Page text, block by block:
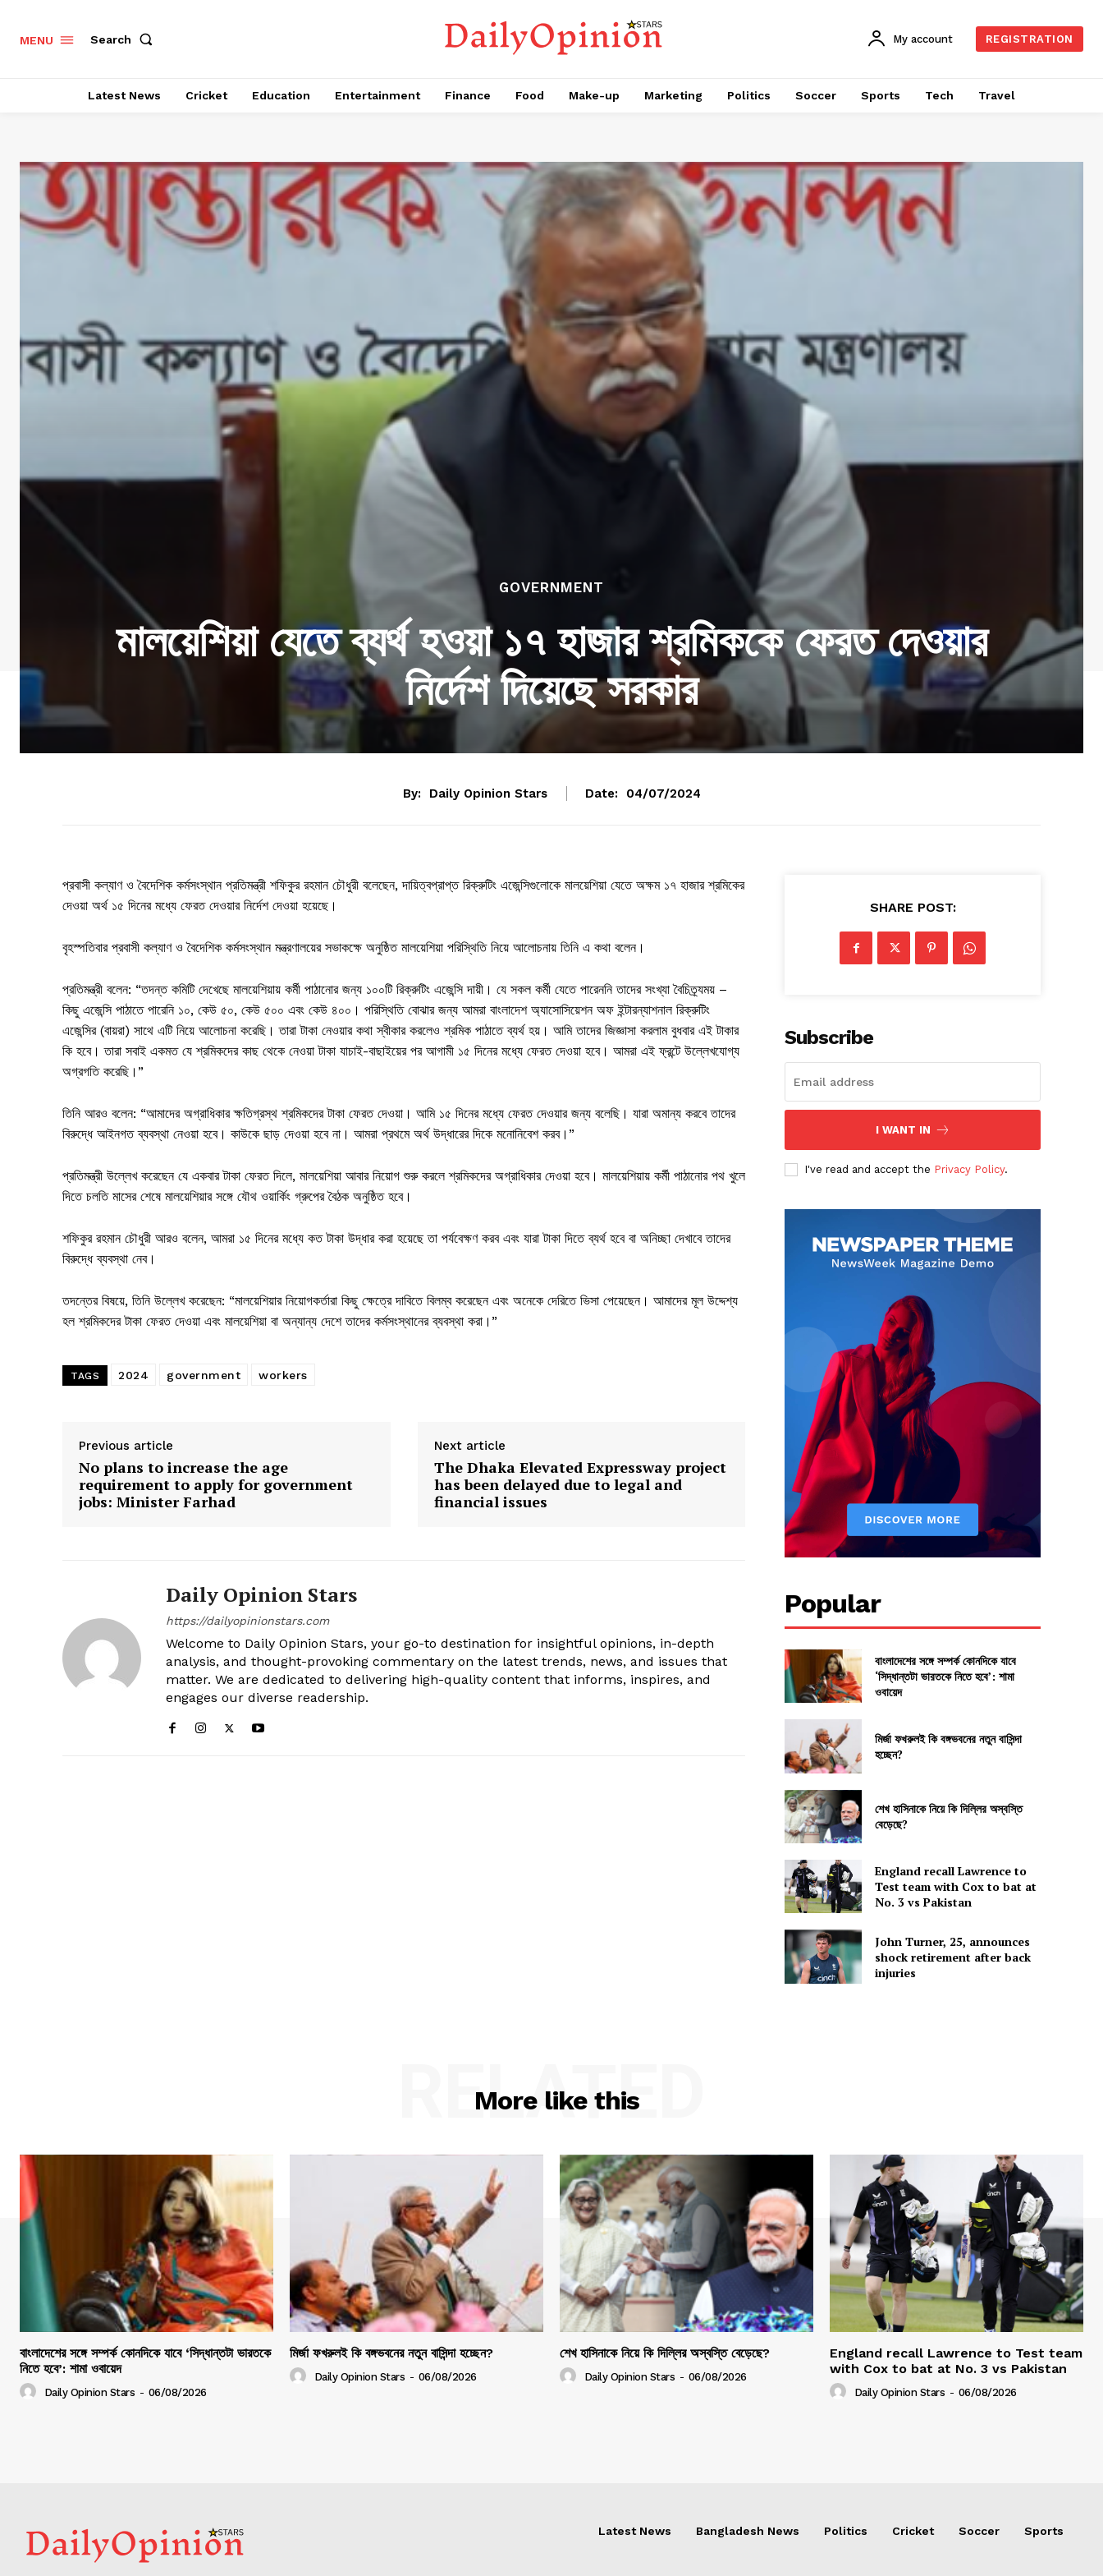
MENU Search My account REGISTRATION
Latest News Cricket Education Entertainment Finance Food Make-up Marketing Politics Soccer Sports Tech Travel
GOVERNMENT
মালয়েশিয়া যেতে ব্যর্থ হওয়া ১৭ হাজার শ্রমিককে ফেরত দেওয়ার
নির্দেশ দিয়েছে সরকার
By: Daily Opinion Stars Date: 04/07/2024
প্রবাসী কল্যাণ ও বৈদেশিক কর্মসংস্থান প্রতিমন্ত্রী শফিকুর রহমান চৌধুরী বলেছেন, দায়িত্বপ্রাপ্ত রিক্রুটিং এজেন্সিগুলোকে মালয়েশিয়া যেতে অক্ষম ১৭ হাজার শ্রমিকের
দেওয়া অর্থ ১৫ দিনের মধ্যে ফেরত দেওয়ার নির্দেশ দেওয়া হয়েছে।
বৃহস্পতিবার প্রবাসী কল্যাণ ও বৈদেশিক কর্মসংস্থান মন্ত্রণালয়ের সভাকক্ষে অনুষ্ঠিত মালয়েশিয়া পরিস্থিতি নিয়ে আলোচনায় তিনি এ কথা বলেন।
প্রতিমন্ত্রী বলেন: “তদন্ত কমিটি দেখেছে মালয়েশিয়ায় কর্মী পাঠানোর জন্য ১০০টি রিক্রুটিং এজেন্সি দায়ী। যে সকল কর্মী যেতে পারেননি তাদের সংখ্যা বৈচিত্র্যময় –
কিছু এজেন্সি পাঠাতে পারেনি ১০, কেউ ৫০, কেউ ৫০০ এবং কেউ ৪০০। পরিস্থিতি বোঝার জন্য আমরা বাংলাদেশ অ্যাসোসিয়েশন অফ ইন্টারন্যাশনাল রিক্রুটিং
এজেন্সির (বায়রা) সাথে এটি নিয়ে আলোচনা করেছি। তারা টাকা নেওয়ার কথা স্বীকার করলেও শ্রমিক পাঠাতে ব্যর্থ হয়। আমি তাদের জিজ্ঞাসা করলাম বুধবার এই টাকার
কি হবে। তারা সবাই একমত যে শ্রমিকদের কাছ থেকে নেওয়া টাকা যাচাই-বাছাইয়ের পর আগামী ১৫ দিনের মধ্যে ফেরত দেওয়া হবে। আমরা এই ফ্রন্টে উল্লেখযোগ্য
অগ্রগতি করেছি।”
তিনি আরও বলেন: “আমাদের অগ্রাধিকার ক্ষতিগ্রস্থ শ্রমিকদের টাকা ফেরত দেওয়া। আমি ১৫ দিনের মধ্যে ফেরত দেওয়ার জন্য বলেছি। যারা অমান্য করবে তাদের
বিরুদ্ধে আইনগত ব্যবস্থা নেওয়া হবে। কাউকে ছাড় দেওয়া হবে না। আমরা প্রথমে অর্থ উদ্ধারের দিকে মনোনিবেশ করব।”
প্রতিমন্ত্রী উল্লেখ করেছেন যে একবার টাকা ফেরত দিলে, মালয়েশিয়া আবার নিয়োগ শুরু করলে শ্রমিকদের অগ্রাধিকার দেওয়া হবে। মালয়েশিয়ায় কর্মী পাঠানোর পথ খুলে
দিতে চলতি মাসের শেষে মালয়েশিয়ার সঙ্গে যৌথ ওয়ার্কিং গ্রুপের বৈঠক অনুষ্ঠিত হবে।
শফিকুর রহমান চৌধুরী আরও বলেন, আমরা ১৫ দিনের মধ্যে কত টাকা উদ্ধার করা হয়েছে তা পর্যবেক্ষণ করব এবং যারা টাকা দিতে ব্যর্থ হবে বা অনিচ্ছা দেখাবে তাদের
বিরুদ্ধে ব্যবস্থা নেব।
তদন্তের বিষয়ে, তিনি উল্লেখ করেছেন: “মালয়েশিয়ার নিয়োগকর্তারা কিছু ক্ষেত্রে দাবিতে বিলম্ব করেছেন এবং অনেকে দেরিতে ভিসা পেয়েছেন। আমাদের মূল উদ্দেশ্য
হল শ্রমিকদের টাকা ফেরত দেওয়া এবং মালয়েশিয়া বা অন্যান্য দেশে তাদের কর্মসংস্থানের ব্যবস্থা করা।”
TAGS 2024 government workers
Previous article
No plans to increase the age
requirement to apply for government
jobs: Minister Farhad
Next article
The Dhaka Elevated Expressway project
has been delayed due to legal and
financial issues
Daily Opinion Stars
https://dailyopinionstars.com
Welcome to Daily Opinion Stars, your go-to destination for insightful opinions, in-depth
analysis, and thought-provoking commentary on the latest trends, news, and issues that
matter. We are dedicated to delivering high-quality content that informs, inspires, and
engages our diverse readership.
SHARE POST:
Subscribe
I WANT IN
I've read and accept the Privacy Policy.
Popular
বাংলাদেশের সঙ্গে সম্পর্ক কোনদিকে যাবে
‘সিদ্ধান্তটা ভারতকে নিতে হবে’: শামা
ওবায়েদ
মির্জা ফখরুলই কি বঙ্গভবনের নতুন বাসিন্দা
হচ্ছেন?
শেখ হাসিনাকে নিয়ে কি দিল্লির অস্বস্তি
বেড়েছে?
England recall Lawrence to
Test team with Cox to bat at
No. 3 vs Pakistan
John Turner, 25, announces
shock retirement after back
injuries
More like this
RELATED
বাংলাদেশের সঙ্গে সম্পর্ক কোনদিকে যাবে ‘সিদ্ধান্তটা ভারতকে
নিতে হবে’: শামা ওবায়েদ
Daily Opinion Stars - 06/08/2026
মির্জা ফখরুলই কি বঙ্গভবনের নতুন বাসিন্দা হচ্ছেন?
Daily Opinion Stars - 06/08/2026
শেখ হাসিনাকে নিয়ে কি দিল্লির অস্বস্তি বেড়েছে?
Daily Opinion Stars - 06/08/2026
England recall Lawrence to Test team
with Cox to bat at No. 3 vs Pakistan
Daily Opinion Stars - 06/08/2026
Latest News Bangladesh News Politics Cricket Soccer Sports